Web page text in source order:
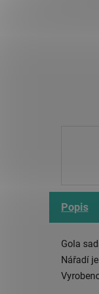
Popis
Gola
Nářadí